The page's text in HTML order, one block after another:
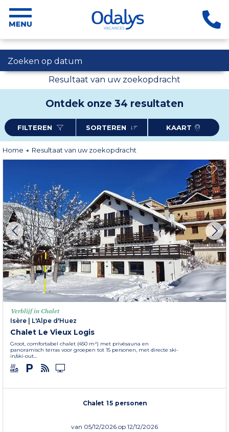
Zoeken op datum
Resultaat van uw zoekopdracht
Ontdek onze 34 resultaten
FILTEREN SORTEREN KAART
Home Resultaat van uw zoekopdracht
Verblijf in Chalet
Isère
L'Alpe d'Huez
Chalet Le Vieux Logis
Groot, comfortabel chalet (450 m²) met privésauna en
panoramisch terras voor groepen tot 15 personen, met directe ski-
in/ski-out...
Chalet 15 personen
van 05/12/2026 op 12/12/2026